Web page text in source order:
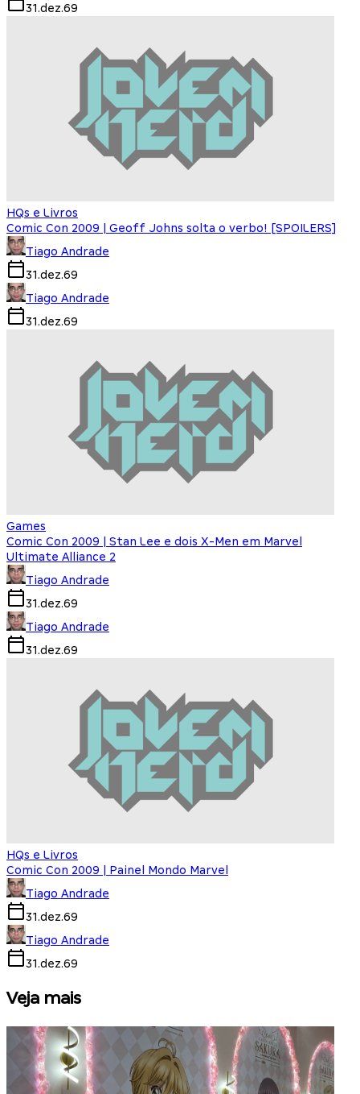
31.dez.69
HQs e Livros
Comic Con 2009 | Geoff Johns solta o verbo! [SPOILERS]
Tiago Andrade
31.dez.69
Tiago Andrade
31.dez.69
Games
Comic Con 2009 | Stan Lee e dois X-Men em Marvel
Ultimate Alliance 2
Tiago Andrade
31.dez.69
Tiago Andrade
31.dez.69
HQs e Livros
Comic Con 2009 | Painel Mondo Marvel
Tiago Andrade
31.dez.69
Tiago Andrade
31.dez.69
Veja mais